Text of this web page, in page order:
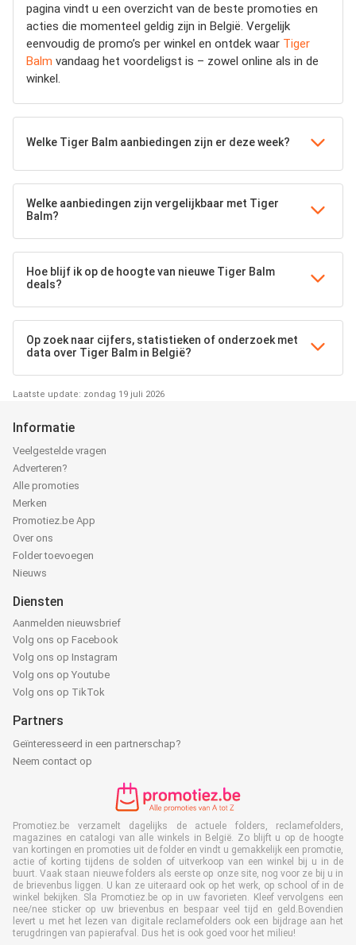
pagina vindt u een overzicht van de beste promoties en
acties die momenteel geldig zijn in België. Vergelijk
eenvoudig de promo’s per winkel en ontdek waar Tiger
Balm vandaag het voordeligst is – zowel online als in de
winkel.
Welke Tiger Balm aanbiedingen zijn er deze week?
Welke aanbiedingen zijn vergelijkbaar met Tiger
Balm?
Hoe blijf ik op de hoogte van nieuwe Tiger Balm
deals?
Op zoek naar cijfers, statistieken of onderzoek met
data over Tiger Balm in België?
Laatste update: zondag 19 juli 2026
Informatie
Veelgestelde vragen
Adverteren?
Alle promoties
Merken
Promotiez.be App
Over ons
Folder toevoegen
Nieuws
Diensten
Aanmelden nieuwsbrief
Volg ons op Facebook
Volg ons op Instagram
Volg ons op Youtube
Volg ons op TikTok
Partners
Geïnteresseerd in een partnerschap?
Neem contact op
Promotiez.be verzamelt dagelijks de actuele folders, reclamefolders,
magazines en catalogi van alle winkels in België. Zo blijft u op de hoogte
van kortingen en promoties uit de folder en vindt u gemakkelijk een promotie,
actie of korting tijdens de solden of uitverkoop van een winkel bij u in de
buurt. Vaak staan nieuwe folders als eerste op onze site, nog voor ze bij u in
de brievenbus liggen. U kan ze uiteraard ook op het werk, op school of in de
winkel bekijken. Sla Promotiez.be op in uw favorieten. Kleef vervolgens een
nee/nee sticker op uw brievenbus en bespaar veel tijd en geld.Bovendien
levert u met het lezen van digitale reclamefolders ook een bijdrage aan het
terugdringen van papierafval. Dus het is ook goed voor het milieu!